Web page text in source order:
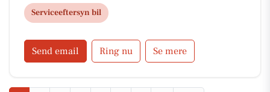
fair pris. Der kan tilbydes lånebil, samt udlejning af
køretøjer - Den høje standard hos Morten & Kim
Serviceeftersyn bil
Send email Ring nu Se mere